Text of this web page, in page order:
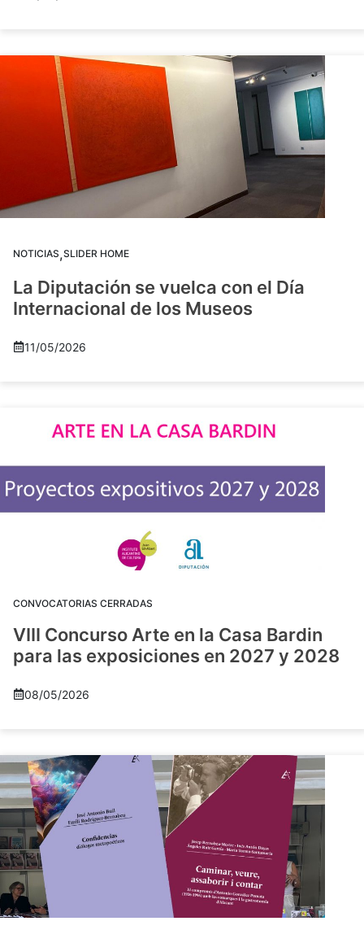
NOTICIAS,SLIDER HOME
La Diputación se vuelca con el Día
Internacional de los Museos
11/05/2026
CONVOCATORIAS CERRADAS
VIII Concurso Arte en la Casa Bardin
para las exposiciones en 2027 y 2028
08/05/2026